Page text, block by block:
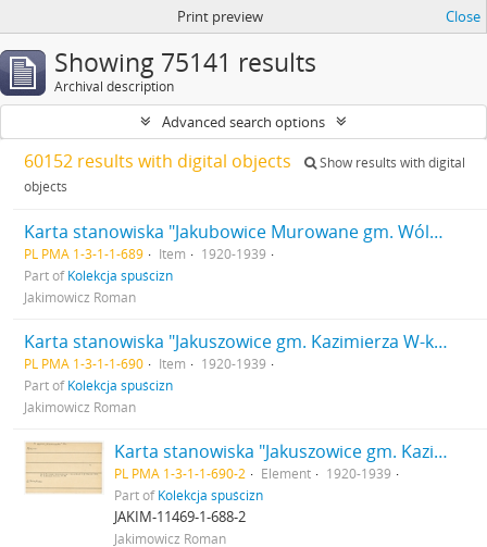
Print preview Close
Showing 75141 results
Archival description
Advanced search options
60152 results with digital objects
Show results with digital
objects
Karta stanowiska "Jakubowice Murowane gm. Wólka pow. Lublin woj. Lublin" (druk rękopis)
PL PMA 1-3-1-1-689 Item
1920-1939
Part ofKolekcja spuścizn
Jakimowicz Roman
Karta stanowiska "Jakuszowice gm. Kazimierza W-ka pow. Pińczów woj. Kieleckie" (druk rękopis)
PL PMA 1-3-1-1-690 Item
1920-1939
Part ofKolekcja spuścizn
Jakimowicz Roman
Karta stanowiska "Jakuszowice gm. Kazimierza W-ka pow. Pińczów woj. Kieleckie" (druk rękopis) - strona 2
PL PMA 1-3-1-1-690-2 Element
1920-1939
Part ofKolekcja spuścizn
JAKIM-11469-1-688-2
Jakimowicz Roman